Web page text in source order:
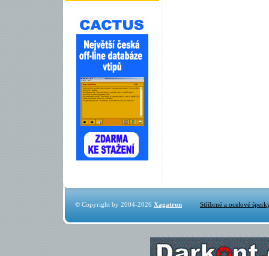
© Copyright by 2004-2026 Xagatron Stříbrné a ocelové